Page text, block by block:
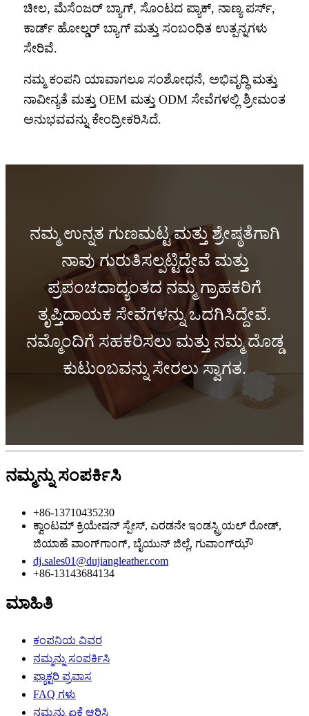
ಚೀಲ, ಮೆಸೆಂಜರ್ ಬ್ಯಾಗ್, ಸೊಂಟದ ಪ್ಯಾಕ್, ನಾಣ್ಯ ಪರ್ಸ್,
ಕಾರ್ಡ್ ಹೋಲ್ಡರ್ ಬ್ಯಾಗ್ ಮತ್ತು ಸಂಬಂಧಿತ ಉತ್ಪನ್ನಗಳು
ಸೇರಿವೆ.
ನಮ್ಮ ಕಂಪನಿ ಯಾವಾಗಲೂ ಸಂಶೋಧನೆ, ಅಭಿವೃದ್ಧಿ ಮತ್ತು
ನಾವೀನ್ಯತೆ ಮತ್ತು OEM ಮತ್ತು ODM ಸೇವೆಗಳಲ್ಲಿ ಶ್ರೀಮಂತ
ಅನುಭವವನ್ನು ಕೇಂದ್ರೀಕರಿಸಿದೆ.
ನಮ್ಮ ಉನ್ನತ ಗುಣಮಟ್ಟ ಮತ್ತು ಶ್ರೇಷ್ಠತೆಗಾಗಿ
ನಾವು ಗುರುತಿಸಲ್ಪಟ್ಟಿದ್ದೇವೆ ಮತ್ತು
ಪ್ರಪಂಚದಾದ್ಯಂತದ ನಮ್ಮ ಗ್ರಾಹಕರಿಗೆ
ತೃಪ್ತಿದಾಯಕ ಸೇವೆಗಳನ್ನು ಒದಗಿಸಿದ್ದೇವೆ.
ನಮ್ಮೊಂದಿಗೆ ಸಹಕರಿಸಲು ಮತ್ತು ನಮ್ಮ ದೊಡ್ಡ
ಕುಟುಂಬವನ್ನು ಸೇರಲು ಸ್ವಾಗತ.
ನಮ್ಮನ್ನು ಸಂಪರ್ಕಿಸಿ
+86-13710435230
ಕ್ವಾಂಟಮ್ ಕ್ರಿಯೇಷನ್ ​​ಸ್ಪೇಸ್, ​​ಎರಡನೇ ಇಂಡಸ್ಟ್ರಿಯಲ್ ರೋಡ್,
ಜಿಯಾಹೆ ವಾಂಗ್‌ಗಾಂಗ್, ಬೈಯುನ್ ಜಿಲ್ಲೆ, ಗುವಾಂಗ್‌ಝೌ
dj.sales01@dujiangleather.com
+86-13143684134
ಮಾಹಿತಿ
ಕಂಪನಿಯ ವಿವರ
ನಮ್ಮನ್ನು ಸಂಪರ್ಕಿಸಿ
ಫ್ಯಾಕ್ಟರಿ ಪ್ರವಾಸ
FAQ ಗಳು
ನಮ್ಮನ್ನು ಏಕೆ ಆರಿಸಿ